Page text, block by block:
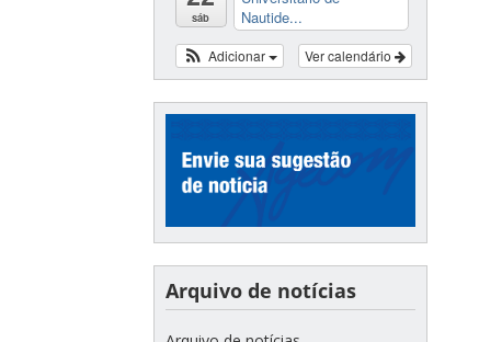
sáb
Nautide...
Ver calendário
Adicionar
Arquivo de notícias